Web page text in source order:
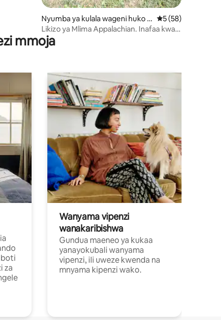
Nyumba ya kulala wageni huko Bl
ackey
Ukadiriaji wa
5 (58)
Likizo ya Mlima Appalachian. Inafaa kwa
ATV
mmoja
boti
za
Wanyama vipenzi
wanakaribishwa
Gundua maeneo ya kukaa
yanayokubali wanyama
vipenzi, ili uweze kwenda na
mnyama kipenzi wako.